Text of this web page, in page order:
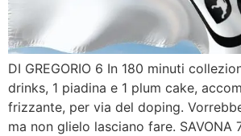
DI GREGORIO 6 In 180 minuti
drinks, 1 piadina e 1 plum cake,
frizzante, per via del doping.
ma non glielo lasciano fare. SAVONA